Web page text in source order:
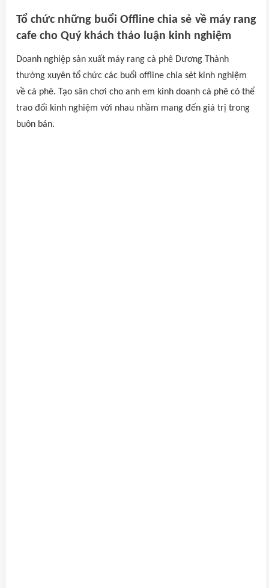
Tổ chức những buổi Offline chia sẻ về máy rang
cafe cho Quý khách thảo luận kinh nghiệm
Doanh nghiệp sản xuất máy rang cà phê Dương Thành
thường xuyên tổ chức các buổi offline chia sẻt kinh nghiệm
về cà phê. Tạo sân chơi cho anh em kinh doanh cà phê có thể
trao đổi kinh nghiệm với nhau nhầm mang đến giá trị trong
buôn bán.